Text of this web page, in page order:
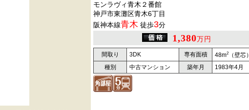
モンラヴィ青木２番館
神戸市東灘区青木6丁目
阪神本線青木 徒歩3分
1,380万円
間取り 3DK 専有面積 48m2
（壁芯）
種別
中古マンション 築年月 1983年4月